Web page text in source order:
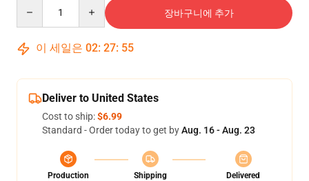
장바구니에 추가
이 세일은 02: 27: 54
Deliver to United States
Cost to ship:$6.99
Standard - Order today to get byAug. 16 - Aug. 23
Production
Shipping
Delivered